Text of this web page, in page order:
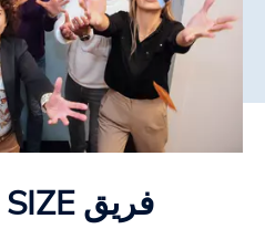
فريق MISTER SIZE